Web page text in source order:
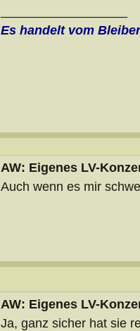
Es handelt vom
AW: Eigenes LV-
Auch wenn es mir
AW: Eigenes LV-
Ja, ganz sicher hat sie